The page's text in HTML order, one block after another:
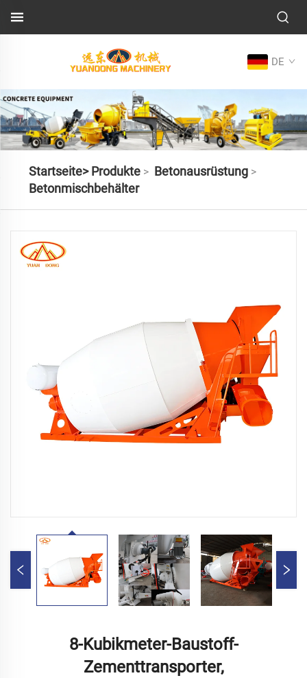
DE
Startseite> Produkte> Betonausrüstung>
Betonmischbehälter
8-Kubikmeter-Baustoff-
Zementtransporter,